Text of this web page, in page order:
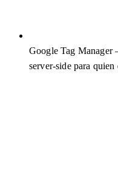
Google Tag Manager
server-side para